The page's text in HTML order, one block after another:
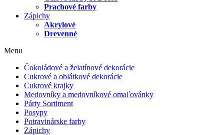
Prachové farby
Zápichy
Akrylové
Drevenné
Menu
Čokoládové a želatínové dekorácie
Cukrové a oblátkové dekorácie
Cukrové krajky
Medovníky a medovníkové omaľovánky
Párty Sortiment
Posypy
Potravinárske farby
Zápichy